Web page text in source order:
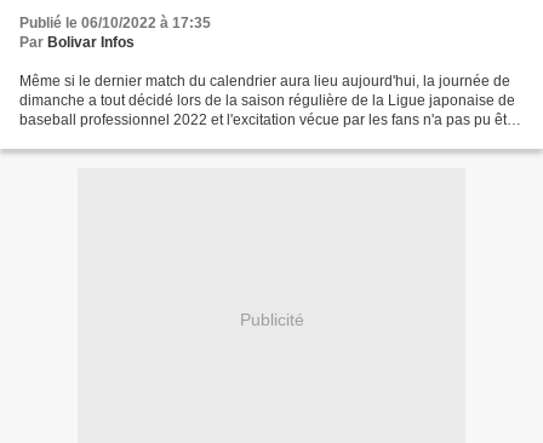
Publié le 06/10/2022 à 17:35
Par Bolivar Infos
Même si le dernier match du calendrier aura lieu aujourd'hui, la journée de
dimanche a tout décidé lors de la saison régulière de la Ligue japonaise de
baseball professionnel 2022 et l'excitation vécue par les fans n'a pas pu être
Publicité